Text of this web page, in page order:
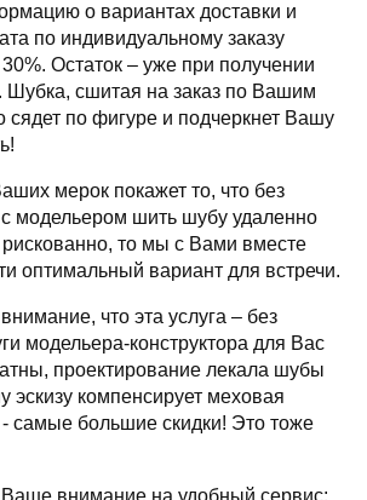
о вариантах доставки и
по индивидуальному заказу
30%. Остаток – уже при получении
Шубка, сшитая на заказ по Вашим
сядет по фигуре и подчеркнет Вашу
мерок покажет то, что без
с модельером шить шубу удаленно
рискованно, то мы с Вами вместе
оптимальный вариант для встречи.
что эта услуга – без
модельера-конструктора для Вас
проектирование лекала шубы
эскизу компенсирует меховая
самые большие скидки! Это тоже
внимание на удобный сервис: